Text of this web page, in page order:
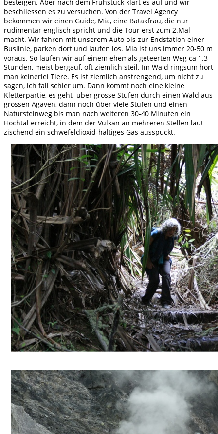
besteigen. Aber nach dem Frühstück klart es auf und wir
beschliessen es zu versuchen. Von der Travel Agency
bekommen wir einen Guide, Mia, eine Batakfrau, die nur
rudimentär englisch spricht und die Tour erst zum 2.Mal
macht. Wir fahren mit unserem Auto bis zur Endstation einer
Buslinie, parken dort und laufen los. Mia ist uns immer 20-50 m
voraus. So laufen wir auf einem ehemals geteerten Weg ca 1.3
Stunden, meist bergauf, oft ziemlich steil. Im Wald ringsum hört
man keinerlei Tiere. Es ist ziemlich anstrengend, um nicht zu
sagen, ich fall schier um. Dann kommt noch eine kleine
Kletterpartie, es geht über grosse Stufen durch einen Wald aus
grossen Agaven, dann noch über viele Stufen und einen
Natursteinweg bis man nach weiteren 30-40 Minuten ein
Hochtal erreicht, in dem der Vulkan an mehreren Stellen laut
zischend ein schwefeldioxid-haltiges Gas ausspuckt.